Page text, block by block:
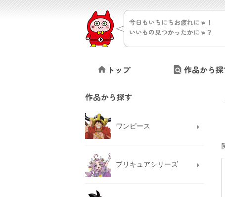
今日もいちにちお疲れにゃ！
いいもの見つかったかにゃ？
トップ 作品から
作品から探す
ワンピース
プリキュアシリーズ